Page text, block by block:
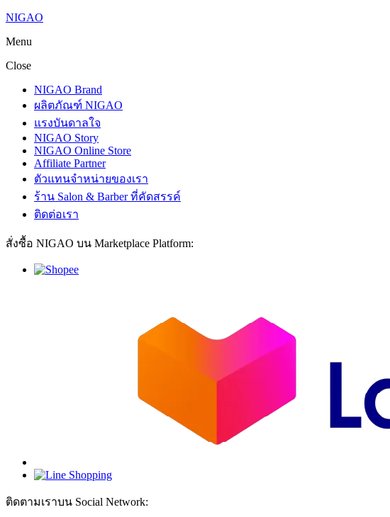
NIGAO
Menu
Close
NIGAO Brand
ผลิตภัณฑ์ NIGAO
แรงบันดาลใจ
NIGAO Story
NIGAO Online Store
Affiliate Partner
ตัวแทนจำหน่ายของเรา
ร้าน Salon & Barber ที่คัดสรรค์
ติดต่อเรา
สั่งซื้อ NIGAO บน Marketplace Platform:
ติดตามเราบน Social Network: